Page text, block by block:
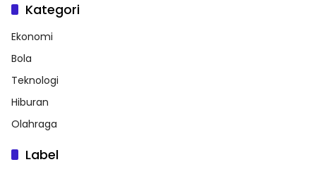
Kategori
Ekonomi
Bola
Teknologi
Hiburan
Olahraga
Label